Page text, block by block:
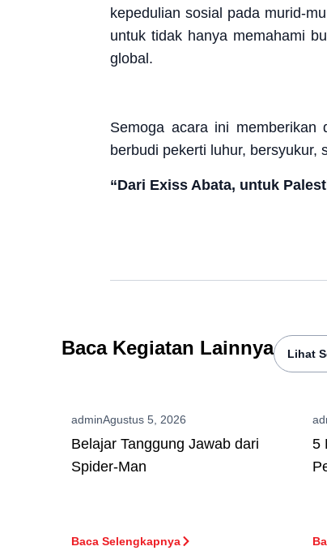
kepedulian sosial pada murid-
untuk tidak hanya memahami
global.
Semoga acara ini memberikan
berbudi pekerti luhur, bersyukur,
“Dari Exiss Abata, untuk
Baca Kegiatan Lainnya Lihat
adminAgustus 5, 2026
Belajar Tanggung Jawab dari
Spider-Man
Baca Selengkapnya
5